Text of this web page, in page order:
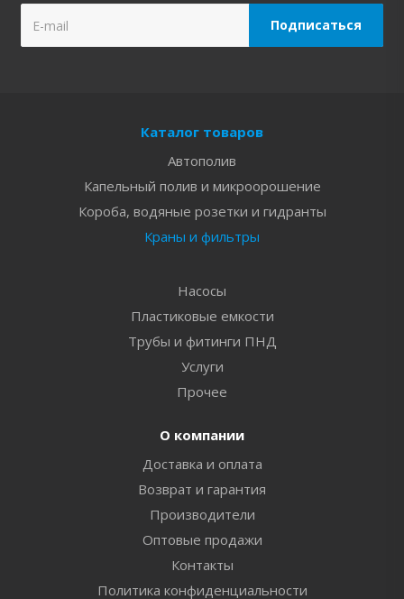
Каталог товаров
Автополив
Капельный полив и микроорошение
Короба, водяные розетки и гидранты
Краны и фильтры
Насосы
Пластиковые емкости
Трубы и фитинги ПНД
Услуги
Прочее
О компании
Доставка и оплата
Возврат и гарантия
Производители
Оптовые продажи
Контакты
Политика конфиденциальности